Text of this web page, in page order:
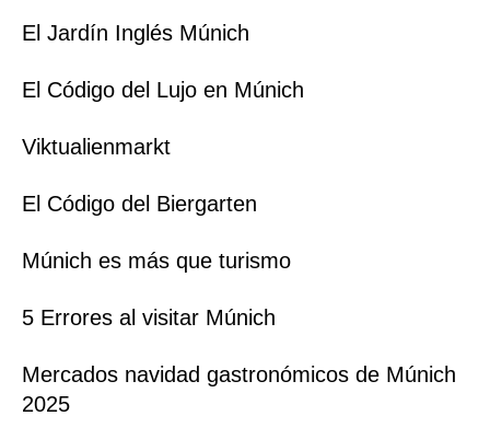
El Jardín Inglés Múnich
El Código del Lujo en Múnich
Viktualienmarkt
El Código del Biergarten
Múnich es más que turismo
5 Errores al visitar Múnich
Mercados navidad gastronómicos de Múnich
2025